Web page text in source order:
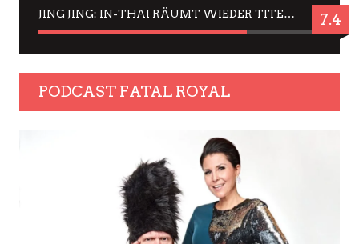
JING JING: IN-THAI RÄUMT WIEDER TITEL AB – EIN ZWEI-STUNDEN-ERLEBNISBERICHT 7.4
PODCAST FATAL ROYAL